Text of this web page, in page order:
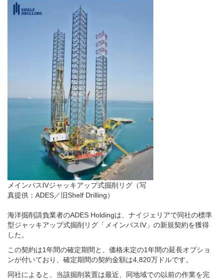
メインパスIVジャッキアップ式掘削リグ（写
真提供：ADES／旧Shelf Drilling）
海洋掘削請負業者のADES Holdingは、ナイジェリアで同社の標準
型ジャッキアップ式掘削リグ「メインパスIV」の新規契約を獲得
した。
この契約は1年間の確定期間と、価格未定の1年間の延長オプショ
ンが付いており、確定期間の契約金額は4,820万ドルです。
同社によると、当該掘削装置は最近、同地域での以前の作業を完